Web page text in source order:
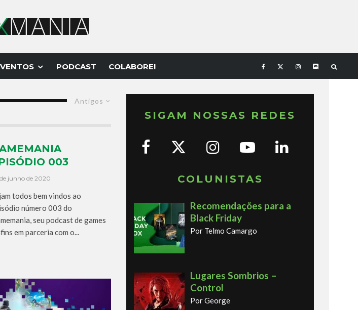
PODCAST COLABORE!
Antigos
003
junho de 2020
todos bem vindos ao
número 003 do
seu podcast de games
em parceria com o...
SIGAM NOSSAS REDES
COLUNISTAS
Recomendações para a
Black Friday
Por Telmo Camargo
Lugares Sombrios –
Control
Por George